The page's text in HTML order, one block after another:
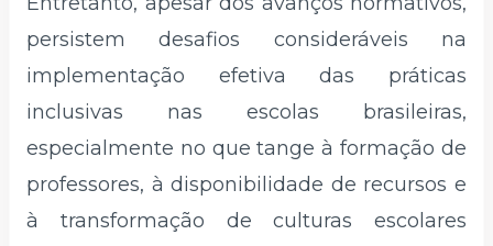
persistem desafios consideráveis na
implementação efetiva das práticas
inclusivas nas escolas brasileiras,
especialmente no que tange à formação de
professores, à disponibilidade de recursos e
à transformação de culturas escolares